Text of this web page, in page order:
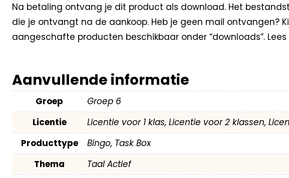
Na betaling ontvang je dit product als download. Het
die je ontvangt na de aankoop. Heb je geen mail ontvangen?
aangeschafte producten beschikbaar onder “downloads”.
Aanvullende informatie
Groep
Groep 6
Licentie
Licentie voor 1 klas, Licentie voor 2 klassen,
Producttype
Bingo, Task Box
Thema
Taal Actief